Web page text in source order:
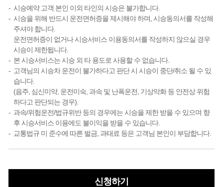
시승예약 고객 본인 이외 타인의 시승은 불가합니다.
시승을 위해 반드시 운전면허증을 제시해야 하며, 시승동의서를 작성해
주셔야 합니다.
운전면허증이 없거나 시승서비스 이용동의서를 작성하지 않으실 경우
시승이 제한됩니다.
본 시승서비스는 시승 외 타 용도로 사용할 수 없습니다.
고객님의 시승차 운전이 불가하다고 판단 시 시승이 중단/취소 될 수 있
습니다.
(음주, 심신미약, 운전미숙, 과속 및 난폭운전, 기상악화 등 안전상 위험
하다고 판단되는 경우).
과속/위험운전/법규위반 등의 경우에는 시승을 제한 받을 수 있으며 향
후 시승서비스 이용에도 불이익을 받을 수 있습니다.
교통법규 미 준수에 따른 벌금, 과태료 등은 고객님 본인이 부담합니다.
신청하기